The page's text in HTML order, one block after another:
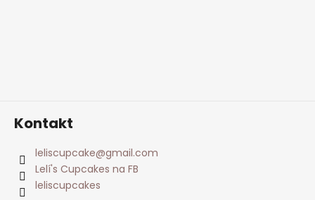
Kontakt
leliscupcake@gmail.com
Lelí's Cupcakes na FB
leliscupcakes